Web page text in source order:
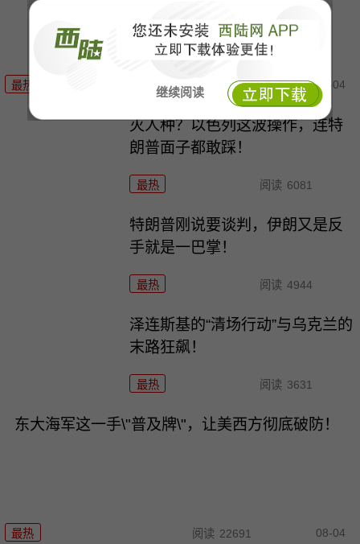
继续阅读
最热 阅读 4560 08-04
灭人种？以色列这波操作，连特
朗普面子都敢踩！
最热 阅读 6081
特朗普刚说要谈判，伊朗又是反
手就是一巴掌！
最热 阅读 4944
泽连斯基的“清场行动”与乌克兰的
末路狂飙！
最热 阅读 3631
东大海军这一手\"普及牌\"，让美西方彻底破防！
最热 阅读 22691 08-04